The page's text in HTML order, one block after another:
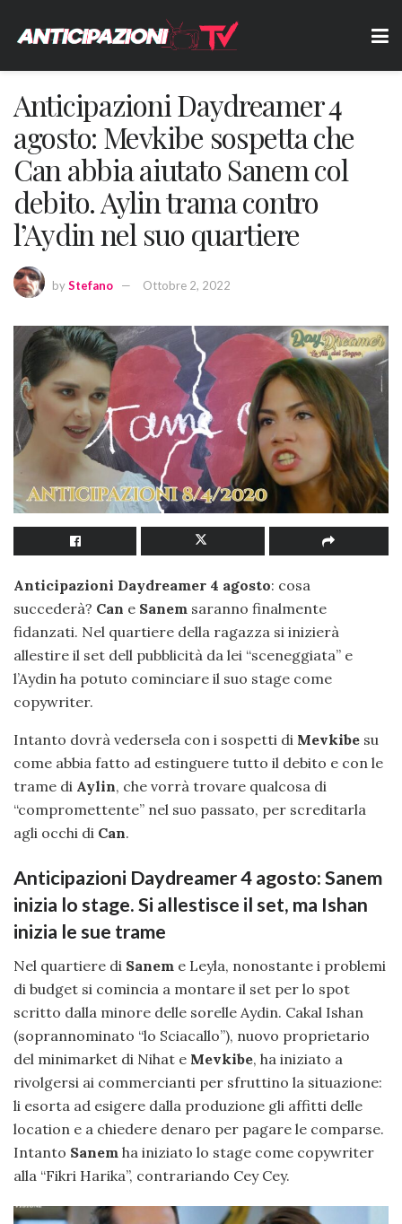
Anticipazioni Daydreamer 4
agosto: Mevkibe sospetta che
Can abbia aiutato Sanem col
debito. Aylin trama contro
l’Aydin nel suo quartiere
byStefano Ottobre 2, 2022
Anticipazioni Daydreamer 4 agosto: cosa
succederà? Can e Sanem saranno finalmente
fidanzati. Nel quartiere della ragazza si inizierà
allestire il set dell pubblicità da lei “sceneggiata” e
l’Aydin ha potuto cominciare il suo stage come
copywriter.
Intanto dovrà vedersela con i sospetti di Mevkibe su
come abbia fatto ad estinguere tutto il debito e con le
trame di Aylin, che vorrà trovare qualcosa di
“compromettente” nel suo passato, per screditarla
agli occhi di Can.
Anticipazioni Daydreamer 4 agosto: Sanem
inizia lo stage. Si allestisce il set, ma Ishan
inizia le sue trame
Nel quartiere di Sanem e Leyla, nonostante i problemi
di budget si comincia a montare il set per lo spot
scritto dalla minore delle sorelle Aydin. Cakal Ishan
(soprannominato “lo Sciacallo”), nuovo proprietario
del minimarket di Nihat e Mevkibe, ha iniziato a
rivolgersi ai commercianti per sfruttino la situazione:
li esorta ad esigere dalla produzione gli affitti delle
location e a chiedere denaro per pagare le comparse.
Intanto Sanem ha iniziato lo stage come copywriter
alla “Fikri Harika”, contrariando Cey Cey.